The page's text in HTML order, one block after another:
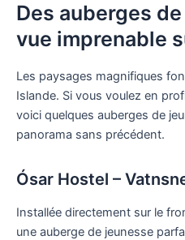
Des auberges
vue imprenable
Les paysages magnifiques
Islande. Si vous voulez en
voici quelques auberges de
panorama sans précédent.
Ósar Hostel –
Installée directement sur le
une auberge de jeunesse